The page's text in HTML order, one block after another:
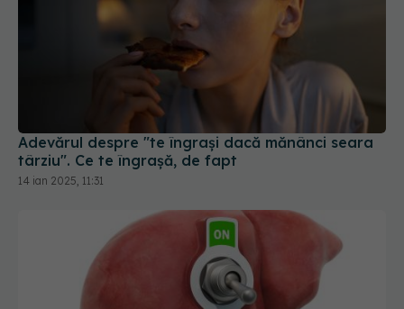
Adevărul despre "te îngrași dacă mănânci seara
târziu". Ce te îngrașă, de fapt